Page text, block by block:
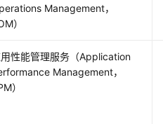
Management，
）
性能管理服务（Application
Management，
）